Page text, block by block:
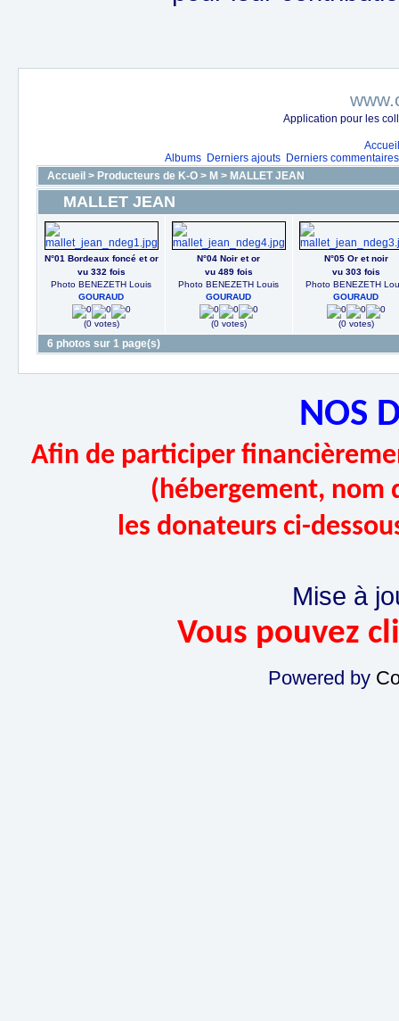
Application pour les
Albums Derniers ajouts Derniers commentaires
Accueil > Producteurs de K-O > M > MALLET JEAN
MALLET JEAN
N°01 Bordeaux foncé et or
vu 332 fois
Photo BENEZETH Louis
GOURAUD
(0 votes)
N°04 Noir et or
vu 489 fois
Photo BENEZETH Louis
GOURAUD
(0 votes)
N°05 Or et noir
vu 303 fois
Photo BENEZETH
GOURAUD
(0 votes)
6 photos sur 1 page(s)
NOS
Afin de participer
(hébergement,
les donateurs ci-
Mise à
Vous pouvez
Powered by